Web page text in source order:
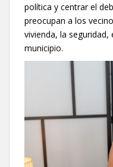
política y centrar el
preocupan a los
vivienda, la
municipio.